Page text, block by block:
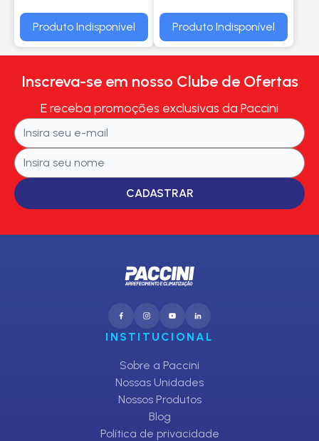
AUTOMATICO / MANUAL -
PROCOOLER
Produto Indisponível Produto Indisponível
Inscreva-se em nosso Clube de Ofertas
E receba promoções exclusivas da Paccini
CADASTRAR
INSTITUCIONAL
Sobre a Paccini
Nossas Unidades
Nossos Produtos
Blog
Política de privacidade